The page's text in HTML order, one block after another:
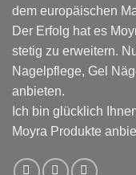
dem europäischen
Der Erfolg hat es
stetig zu erweitern.
Nagelpflege, Gel
anbieten.
Ich bin glücklich
Moyra Produkte